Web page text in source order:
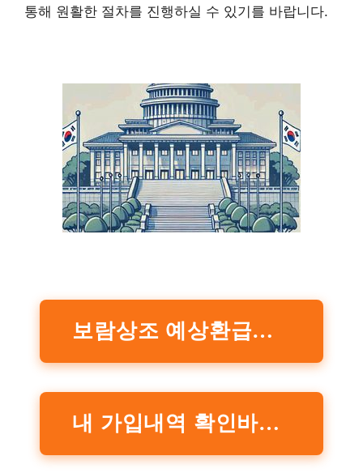
통해 원활한 절차를 진행하실 수 있기를 바랍니다.
보람상조 예상환급금 계산하기
내 가입내역 확인바로가기